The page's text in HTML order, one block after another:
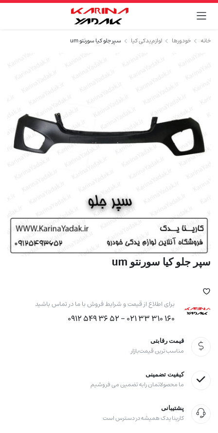
خانه خودورها لوازم یدکی کیا سپر جلو کیا سورنتو um
سپر جلو کیا سورنتو um
برای اطلاع از قیمت و شرایط فروش با ما در تماس باشید
160 310 33 021 - 52 36 549 0912
قیمت رقابتی
مناسب ترین قیمت بازار
کیفیت تضمینی
ما محصولاتمان را به تضمین می فروشیم
پشتیبانی
کارینا یدک همیشه در دسترس است